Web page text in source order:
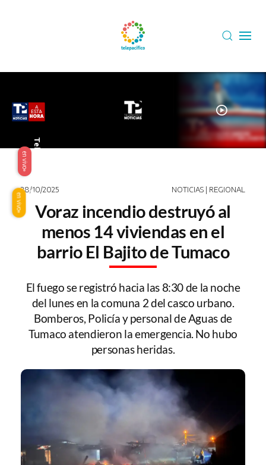
play_circle
28/10/2025 NOTICIAS | REGIONAL
Voraz incendio destruyó al
menos 14 viviendas en el
barrio El Bajito de Tumaco
El fuego se registró hacia las 8:30 de la noche
del lunes en la comuna 2 del casco urbano.
Bomberos, Policía y personal de Aguas de
Tumaco atendieron la emergencia. No hubo
personas heridas.
Telepacífico
en vivo
Origen
en vivo